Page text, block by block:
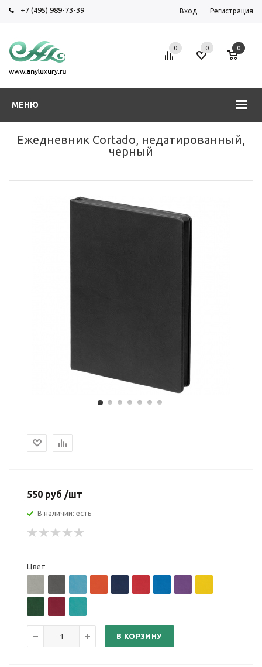
+7 (495) 989-73-39 Вход Регистрация
МЕНЮ
0 0 0
Ежедневник Cortado, недатированный,
черный
550 руб /шт
В наличии: есть
Цвет
В КОРЗИНУ